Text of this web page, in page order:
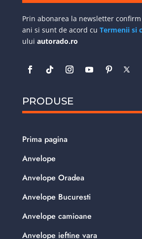
Prin abonarea la newsletter
ani si sunt de acord cu Termenii si
ului autorado.ro
PRODUSE
Prima pagina
Anvelope
Anvelope Oradea
Anvelope Bucuresti
Anvelope camioane
Anvelope ieftine vara